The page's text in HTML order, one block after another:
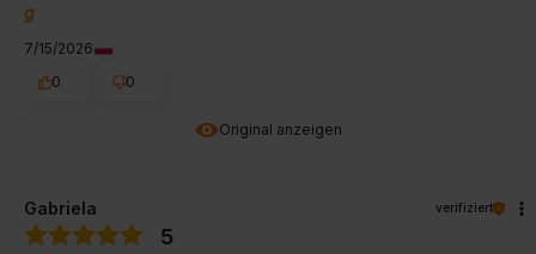
Original anzeigen
g
7/15/2026
0
0
Gabriela verifiziert
5